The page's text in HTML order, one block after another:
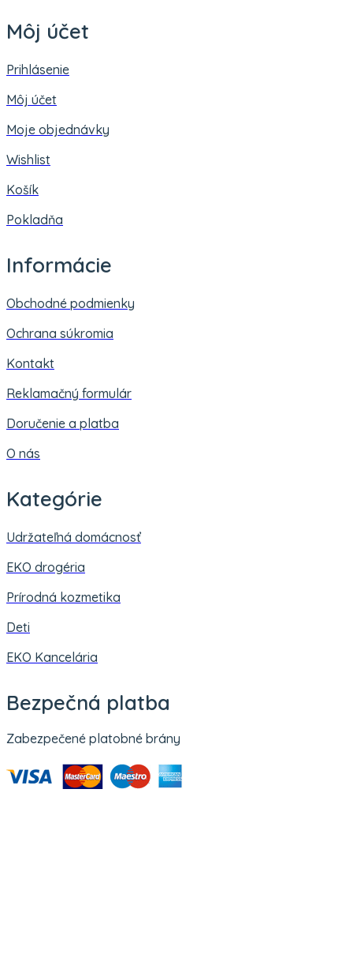
Môj účet
Prihlásenie
Môj účet
Moje objednávky
Wishlist
Košík
Pokladňa
Informácie
Obchodné podmienky
Ochrana súkromia
Kontakt
Reklamačný formulár
Doručenie a platba
O nás
Kategórie
Udržateľná domácnosť
EKO drogéria
Prírodná kozmetika
Deti
EKO Kancelária
Bezpečná platba
Zabezpečené platobné brány